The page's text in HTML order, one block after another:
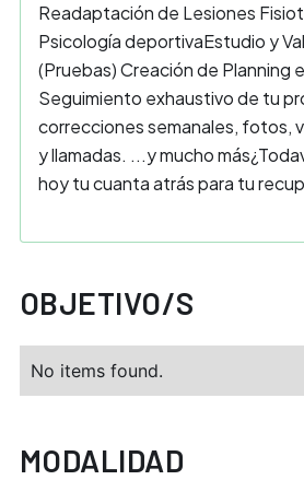
Readaptación de Lesiones
Psicología deportiva ​ Estudio y
(Pruebas) Creación de Planning
Seguimiento exhaustivo de tu
correcciones semanales, fotos,
y llamadas. ...y mucho más
hoy tu cuanta atrás para tu
OBJETIVO/S
No items found.
MODALIDAD